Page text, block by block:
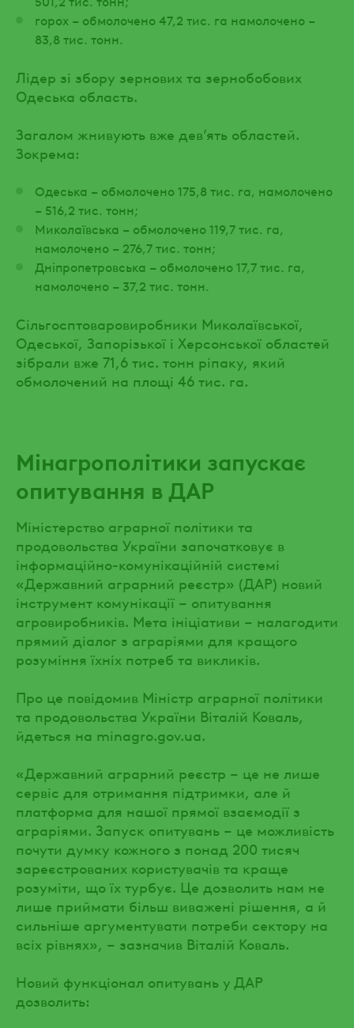
горох – обмолочено 47,2 тис. га намолочено –
83,8 тис. тонн.
Лідер зі збору зернових та зернобобових
Одеська область.
Загалом жнивують вже дев’ять областей.
Зокрема:
Одеська – обмолочено 175,8 тис. га, намолочено
– 516,2 тис. тонн;
Миколаївська – обмолочено 119,7 тис. га,
намолочено – 276,7 тис. тонн;
Дніпропетровська – обмолочено 17,7 тис. га,
намолочено – 37,2 тис. тонн.
Сільгосптоваровиробники Миколаївської,
Одеської, Запорізької і Херсонської областей
зібрали вже 71,6 тис. тонн ріпаку, який
обмолочений на площі 46 тис. га.
Мінагрополітики запускає
опитування в ДАР
Міністерство аграрної політики та
продовольства України започатковує в
інформаційно-комунікаційній системі
«Державний аграрний реєстр» (ДАР) новий
інструмент комунікації – опитування
агровиробників. Мета ініціативи – налагодити
прямий діалог з аграріями для кращого
розуміння їхніх потреб та викликів.
Про це повідомив Міністр аграрної політики
та продовольства України Віталій Коваль,
йдеться на minagro.gov.ua.
«Державний аграрний реєстр – це не лише
сервіс для отримання підтримки, але й
платформа для нашої прямої взаємодії з
аграріями. Запуск опитувань – це можливість
почути думку кожного з понад 200 тисяч
зареєстрованих користувачів та краще
розуміти, що їх турбує. Це дозволить нам не
лише приймати більш виважені рішення, а й
сильніше аргументувати потреби сектору на
всіх рівнях», – зазначив Віталій Коваль.
Новий функціонал опитувань у ДАР
дозволить: